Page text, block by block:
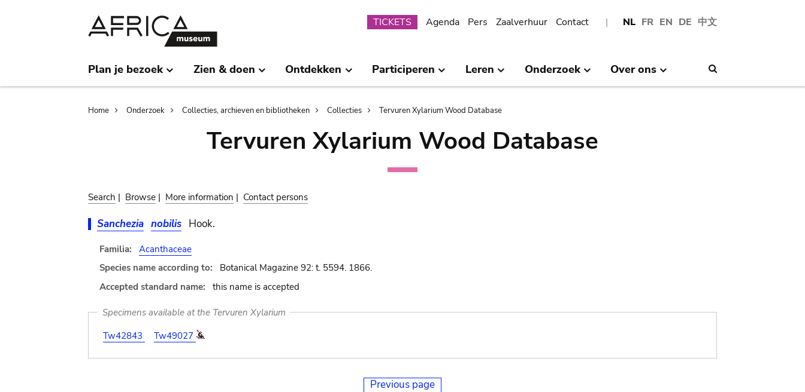
NL FR EN DE 中文
Submenu
TICKETS Agenda Pers Zaalverhuur Contact
Plan je bezoek Zien & doen Ontdekken Participeren Leren Onderzoek Over ons
Breadcrumb
Home Onderzoek Collecties, archieven en bibliotheken Collecties Tervuren Xylarium Wood Database
Tervuren Xylarium Wood Database
Search | Browse | More information | Contact persons
Sanchezia nobilis Hook.
Familia:
Acanthaceae
Species name according to:
Botanical Magazine 92: t. 5594. 1866.
Accepted standard name:
this name is accepted
Specimens available at the Tervuren Xylarium
Tw42843
Tw49027
Previous page